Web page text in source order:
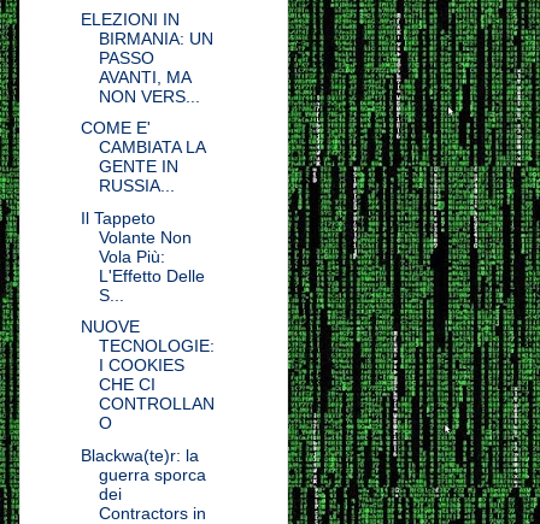
ELEZIONI IN
BIRMANIA: UN
PASSO
AVANTI, MA
NON VERS...
COME E'
CAMBIATA LA
GENTE IN
RUSSIA...
Il Tappeto
Volante Non
Vola Più:
L'Effetto Delle
S...
NUOVE
TECNOLOGIE:
I COOKIES
CHE CI
CONTROLLAN
O
Blackwa(te)r: la
guerra sporca
dei
Contractors in